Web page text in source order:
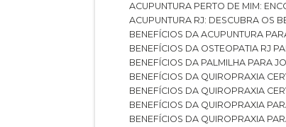
ACUPUNTURA PERTO DE MIM:
ACUPUNTURA RJ: DESCUBRA OS
BENEFÍCIOS DA ACUPUNTURA
BENEFÍCIOS DA OSTEOPATIA RJ
BENEFÍCIOS DA PALMILHA PARA
BENEFÍCIOS DA QUIROPRAXIA
BENEFÍCIOS DA QUIROPRAXIA
BENEFÍCIOS DA QUIROPRAXIA
BENEFÍCIOS DA QUIROPRAXIA